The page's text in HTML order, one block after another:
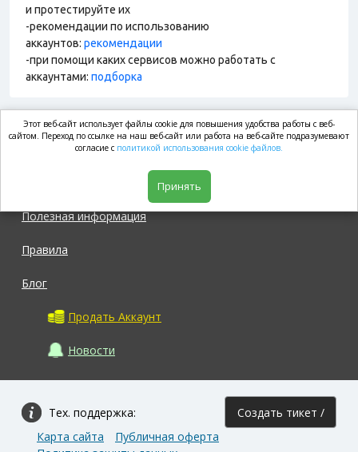
и протестируйте их
-рекомендации по использованию
аккаунтов: рекомендации
-при помощи каких сервисов можно работать с
аккаунтами: подборка
market.com
Полезная информация
Правила
Блог
Продать Аккаунт
Новости
Тех. поддержка: Создать тикет /
Карта сайта
Публичная оферта
Этот веб-сайт использует файлы cookie для повышения удобства работы с веб-
сайтом. Переход по ссылке на наш веб-сайт или работа на веб-сайте подразумевают
согласие с политикой использования cookie файлов.
Принять